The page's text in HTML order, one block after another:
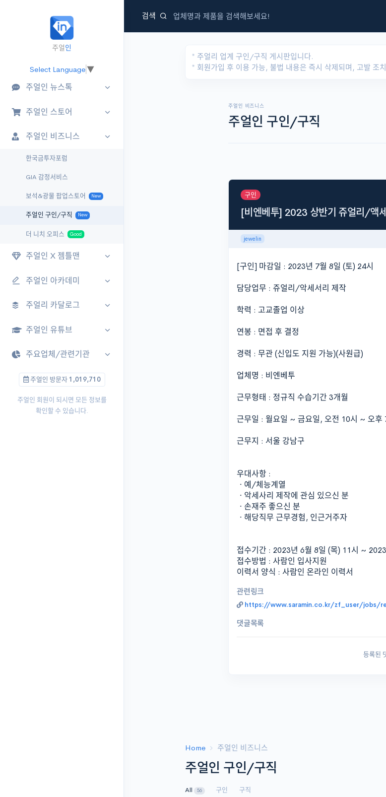
주얼리 지식정보 포털
주얼인
jewelin.kr
Select Language▼
주얼인 뉴스톡
주얼인 스토어
주얼인 비즈니스
한국금투자포럼
GIA 감정서비스
보석&광물 팝업스토어 New
주얼인 구인/구직 New
더 니치 오피스 Good
주얼인 X 젬틀맨
주얼인 아카데미
주얼리 카달로그
주얼인 유튜브
주요업체/관련기관
주얼인 방문자 1,019,710
주얼인 회원이 되시면 모든 정보를
확인할 수 있습니다.
검색
* 주얼리 업계 구인/구직 게시판입니다.
* 회원가입 후 이용 가능, 불법 내용은 즉시 삭제되며, 고발 조
주얼인 비즈니스
주얼인 구인/구직
구인
[비엔베투] 2023 상반기 쥬얼리/액
jewelin
[구인] 마감일 : 2023년 7월 8일 (토) 24시
담당업무 : 쥬얼리/악세서리 제작
학력 : 고교졸업 이상
연봉 : 면접 후 결정
경력 : 무관 (신입도 지원 가능)(사원급)
업체명 : 비엔베투
근무형태 : 정규직 수습기간 3개월
근무일 : 월요일 ~ 금요일, 오전 10시 ~ 오후
근무지 : 서울 강남구
우대사항 :
ㆍ예/체능계열
ㆍ악세사리 제작에 관심 있으신 분
ㆍ손재주 좋으신 분
ㆍ해당직무 근무경험, 인근거주자
접수기간 : 2023년 6월 8일 (목) 11시 ~
접수방법 : 사람인 입사지원
이력서 양식 : 사람인 온라인 이력서
관련링크
https://www.saramin.co.kr/zf_user/jobs/
댓글목록
등록된
Home 주얼인 비즈니스
주얼인 구인/구직
All 56 구인 구직